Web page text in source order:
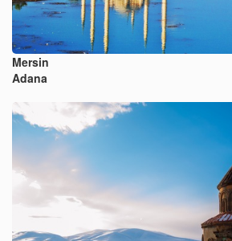
Mersin
Adana